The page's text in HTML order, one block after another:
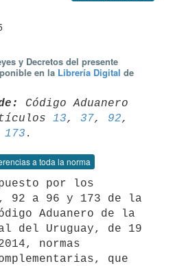
y Decretos del presente
en la Librería Digital de
Código Aduanero
13, 37, 92,
173
a toda la norma
92 a 96 y 173 de la
Aduanero de la
del Uruguay, de 19
normas
que